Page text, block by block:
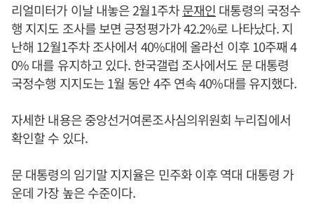
리얼미터가 이날 내놓은 2월1주차문재인 대통령의 국정수
행 지지도 조사를 보면 긍정평가가 42.2%로 나타났다. 지
난해 12월1주차 조사에서 40%대에 올라선 이후 10주째 4
0% 대를 유지하고 있다. 한국갤럽 조사에서도 문 대통령
국정수행 지지도는 1월 동안 4주 연속 40%대를 유지했다.
자세한 내용은 중앙선거여론조사심의위원회 누리집에서
확인할 수 있다.
문 대통령의 임기말 지지율은 민주화 이후 역대 대통령 가
운데 가장 높은 수준이다.